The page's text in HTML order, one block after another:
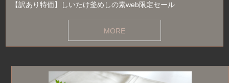
【訳あり特価】しいたけ釜めしの素web限定セール
MORE